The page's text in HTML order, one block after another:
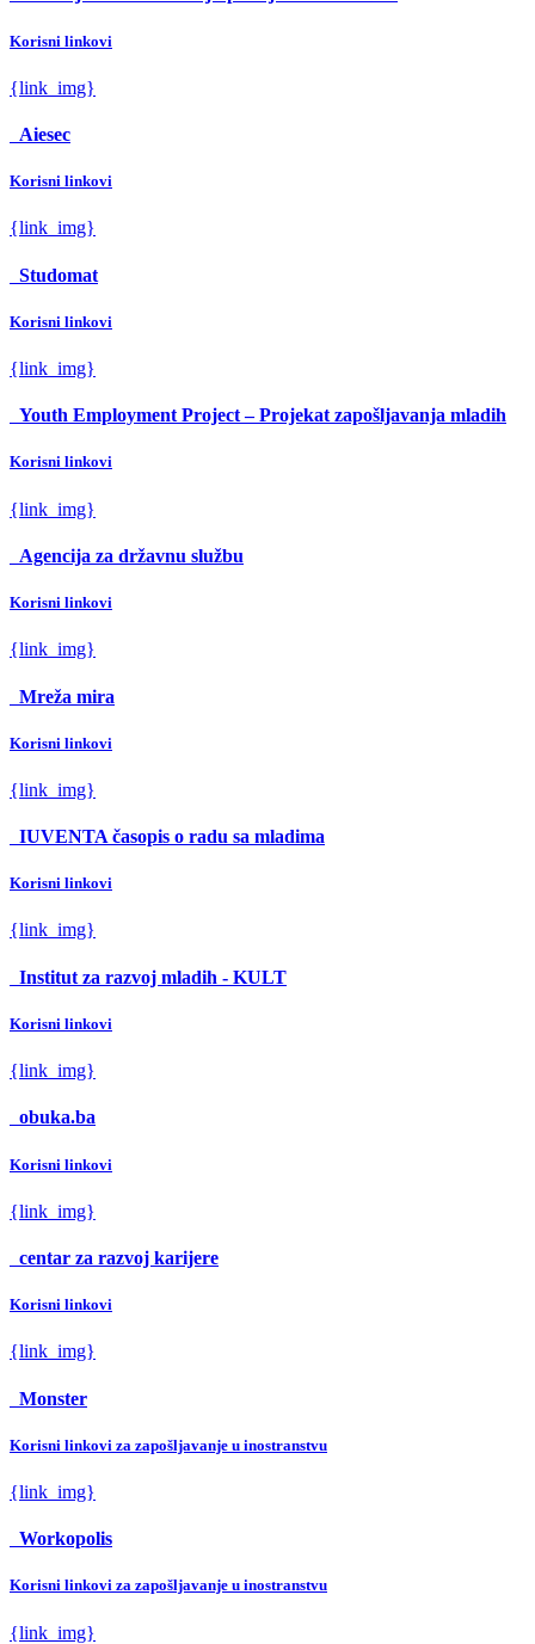
Korisni linkovi
{link_img}
Aiesec
Korisni linkovi
{link_img}
Studomat
Korisni linkovi
{link_img}
Youth Employment Project – Projekat zapošljavanja mladih
Korisni linkovi
{link_img}
Agencija za državnu službu
Korisni linkovi
{link_img}
Mreža mira
Korisni linkovi
{link_img}
IUVENTA časopis o radu sa mladima
Korisni linkovi
{link_img}
Institut za razvoj mladih - KULT
Korisni linkovi
{link_img}
obuka.ba
Korisni linkovi
{link_img}
centar za razvoj karijere
Korisni linkovi
{link_img}
Monster
Korisni linkovi za zapošljavanje u inostranstvu
{link_img}
Workopolis
Korisni linkovi za zapošljavanje u inostranstvu
{link_img}